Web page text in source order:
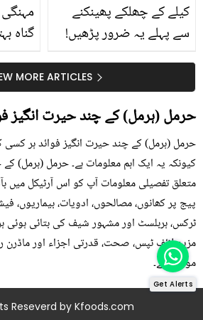
گناہ
کیوں
کیلے کے چھلکے پھینکنے
سے پہلے یہ ضرور پڑھیں!
سستا اور قدرتی حلMORE ARTICLES
حرمل (ہرمل) کے چند حیرت انگیز
حرمل (ہرمل) کے چند حیرت انگیز فوائد ہر کسی
کیونکہ یہ ایک اہم معلومات ہے۔ حرمل (ہرمل)
متعلق تفصیلی معلومات آپ کو اس آرٹیکل میں
پیج پر کھانوں، مصالحوں، ادویات، بیماریوں،
ٹرکس، ہربلسٹ اور مشہور شیف کی بتائی
مزید لائف ٹپس، صحت، قدرتی اجزاء اور ماڈرن
موجود ہے۔
Reseverd byKfoods.com
Get Alerts